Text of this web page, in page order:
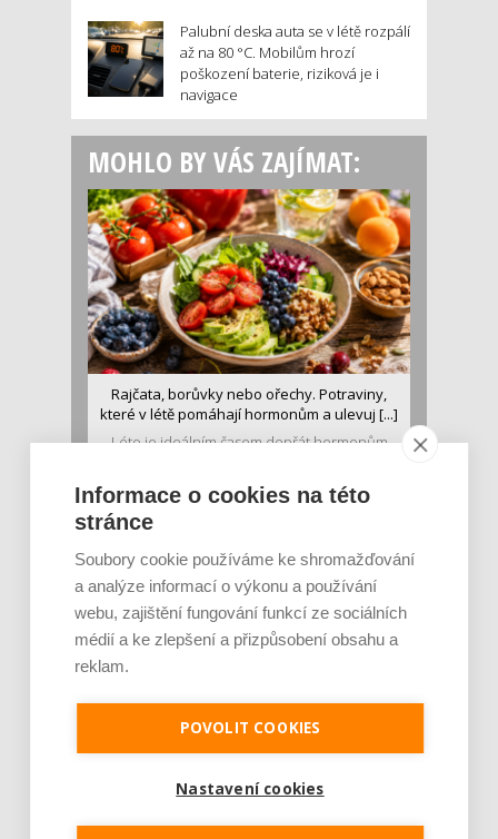
Palubní deska auta se v létě rozpálí
až na 80 °C. Mobilům hrozí
poškození baterie, riziková je i
navigace
MOHLO BY VÁS ZAJÍMAT:
Rajčata, borůvky nebo ořechy. Potraviny,
které v létě pomáhají hormonům a ulevuj [...]
Léto je ideálním časem dopřát hormonům
luštěniny jsou práv...
Je jen pro sportovce, přiberu po něm a ve
stravě ho mám dostatek. Znáte nejčastějš [...]
Pojem protein již nějakou dobu rezonuje
v oblasti zdraví, výživy i dlouhověkosti. Přesto
se o ně...
Informace o cookies na této
stránce
Soubory cookie používáme ke shromažďování
a analýze informací o výkonu a používání
webu, zajištění fungování funkcí ze sociálních
médií a ke zlepšení a přizpůsobení obsahu a
reklam.
POVOLIT COOKIES
Nastavení cookies